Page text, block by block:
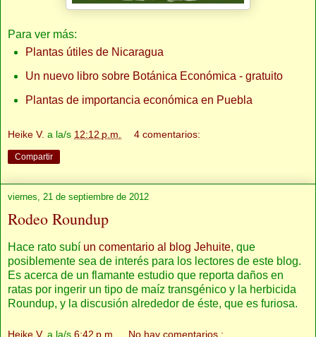
Para ver más:
Plantas útiles de Nicaragua
Un nuevo libro sobre Botánica Económica - gratuito
Plantas de importancia económica en Puebla
Heike V. a la/s 12:12 p.m. 4 comentarios:
Compartir
viernes, 21 de septiembre de 2012
Rodeo Roundup
Hace rato subí un comentario al blog Jehuite, que
posiblemente sea de interés para los lectores de este blog.
Es acerca de un flamante estudio que reporta daños en
ratas por ingerir un tipo de maíz transgénico y la herbicida
Roundup, y la discusión alrededor de éste, que es furiosa.
Heike V. a la/s 6:42 p.m. No hay comentarios.: